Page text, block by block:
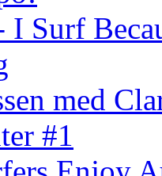
Surf
med
#1